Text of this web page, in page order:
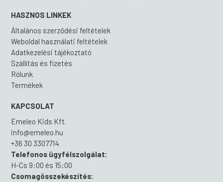
HASZNOS LINKEK
Általános szerződési feltételek
Weboldal használati feltételek
Adatkezelési tájékoztató
Szállítás és fizetés
Rólunk
Termékek
KAPCSOLAT
Emeleo Kids Kft.
info@emeleo.hu
+36 30 3307714
Telefonos ügyfélszolgálat:
H-Cs 9:00 és 15:00
Csomagösszekészítés: